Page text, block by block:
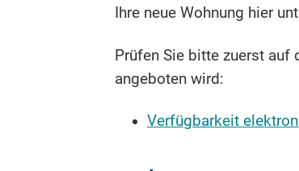
Ihre neue Wohnung hier
Prüfen Sie bitte zuerst auf
angeboten wird:
Verfügbarkeit